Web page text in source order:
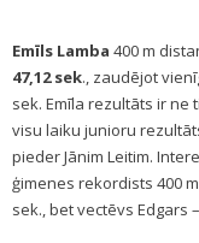
Emīls Lamba 400 m
47,12 sek., zaudējot
sek. Emīla rezultāts ir ne
visu laiku junioru
pieder Jānim Leitim.
ģimenes rekordists 400
sek., bet vectēvs Edgars